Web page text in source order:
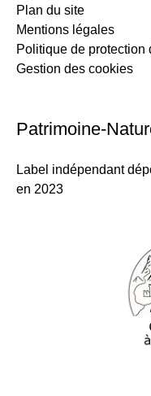
Plan du site
Mentions légales
Politique de protection
Gestion des cookies
Patrimoine-
Label indépendant
en 2023